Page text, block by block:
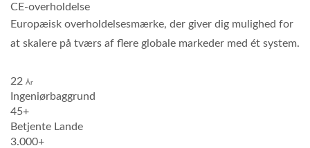
CE-overholdelse
Europæisk overholdelsesmærke, der giver dig mulighed for
at skalere på tværs af flere globale markeder med ét system.
22 År
Ingeniørbaggrund
45+
Betjente Lande
3.000+